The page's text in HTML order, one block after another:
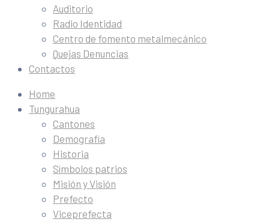
Auditorio
Radio Identidad
Centro de fomento metalmecánico
Quejas Denuncias
Contactos
Home
Tungurahua
Cantones
Demografía
Historia
Símbolos patrios
Misión y Visión
Prefecto
Viceprefecta